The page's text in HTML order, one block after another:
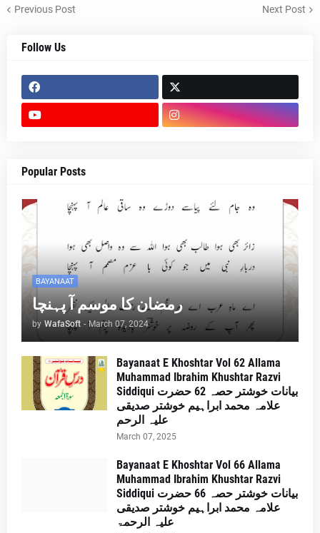
Previous Post Next Post
Follow Us
Popular Posts
BAYANAAT
رمضان کا موسم آ پہنچا
by WafaSoft - March 07, 2024
Bayanaat E Khoshtar Vol 62 Allama
Muhammad Ibrahim Khushtar Razvi
Siddiqui بیانات خوشتر حصہ 62 حضرت
علامہ محمد ابراہیم خوشتر صدیقی
علیہ الرحم
March 07, 2025
Bayanaat E Khoshtar Vol 66 Allama
Muhammad Ibrahim Khushtar Razvi
Siddiqui بیانات خوشتر حصہ 66 حضرت
علامہ محمد ابراہیم خوشتر صدیقی
علیہ الرحمۃ